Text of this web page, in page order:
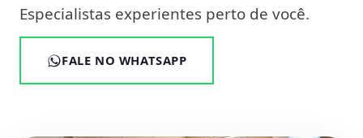
Especialistas experientes perto de você.
FALE NO WHATSAPP